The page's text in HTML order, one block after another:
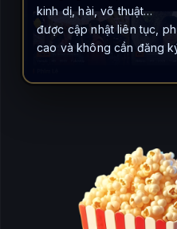
kinh dị, hài, võ thuật…
được cập nhật liên tục,
cao và không cần đăng